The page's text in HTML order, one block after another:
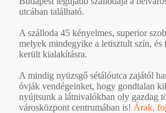
utcában található.
A szálloda 45 kényelmes, superior
melyek mindegyike a letisztult szín, és
került kialakításra.
A mindig nyüzsgő sétálóutca zajától
óvják vendégeinket, hogy gondtalan
nyújtsunk a látnivalókban oly gazdag
városközpont centrumában is! Árak,